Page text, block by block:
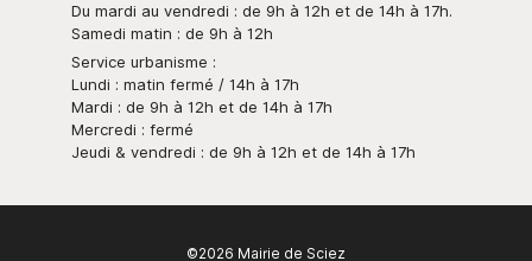
Du mardi au vendredi : de 9h à 12h et de 14h à 17h.
Samedi matin : de 9h à 12h
Service urbanisme :
Lundi : matin fermé / 14h à 17h
Mardi : de 9h à 12h et de 14h à 17h
Mercredi : fermé
Jeudi & vendredi : de 9h à 12h et de 14h à 17h
©2026 Mairie de Sciez